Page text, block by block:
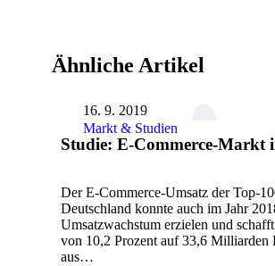
Ähnliche Artikel
16. 9. 2019
Markt & Studien
Studie: E-Commerce-Markt
Der E-Commerce-Umsatz der Top-
Deutschland konnte auch im Jahr
Umsatzwachstum erzielen und
von 10,2 Prozent auf 33,6 Milliarden
aus…